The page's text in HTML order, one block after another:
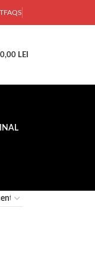
FAQS
0,00 LEI